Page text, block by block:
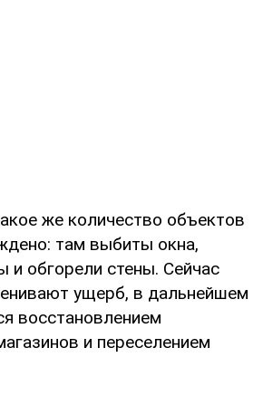
же количество объектов
там выбиты окна,
и обгорели стены. Сейчас
ущерб, в дальнейшем
восстановлением
и переселением